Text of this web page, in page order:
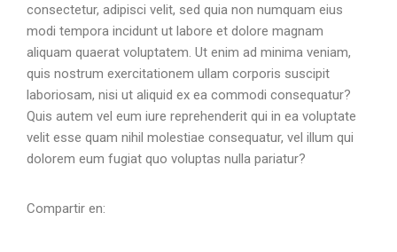
consectetur, adipisci velit, sed quia non numquam eius
modi tempora incidunt ut labore et dolore magnam
aliquam quaerat voluptatem. Ut enim ad minima veniam,
quis nostrum exercitationem ullam corporis suscipit
laboriosam, nisi ut aliquid ex ea commodi consequatur?
Quis autem vel eum iure reprehenderit qui in ea voluptate
velit esse quam nihil molestiae consequatur, vel illum qui
dolorem eum fugiat quo voluptas nulla pariatur?
Compartir en: